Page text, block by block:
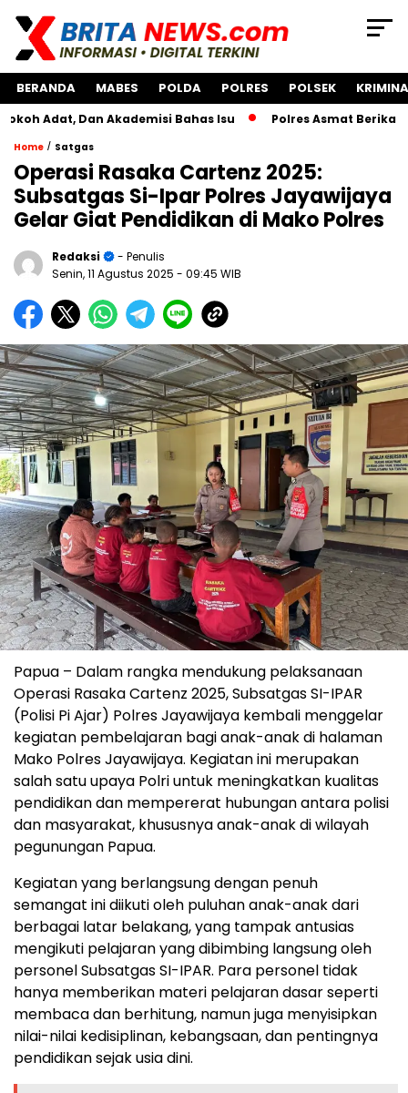
BERANDA MABES POLDA POLRES POLSEK
Dan Akademisi Bahas Isu Polres Asmat Berikan Bantuan
Home / Satgas
Operasi Rasaka Cartenz 2025:
Subsatgas Si-Ipar Polres Jayawijaya
Gelar Giat Pendidikan di Mako Polres
Redaksi
- Penulis
Senin, 11 Agustus 2025 - 09:45 WIB
Papua – Dalam rangka mendukung pelaksanaan
Operasi Rasaka Cartenz 2025, Subsatgas SI-IPAR
(Polisi Pi Ajar) Polres Jayawijaya kembali menggelar
kegiatan pembelajaran bagi anak-anak di halaman
Mako Polres Jayawijaya. Kegiatan ini merupakan
salah satu upaya Polri untuk meningkatkan kualitas
pendidikan dan mempererat hubungan antara polisi
dan masyarakat, khususnya anak-anak di wilayah
pegunungan Papua.
Kegiatan yang berlangsung dengan penuh
semangat ini diikuti oleh puluhan anak-anak dari
berbagai latar belakang, yang tampak antusias
mengikuti pelajaran yang dibimbing langsung oleh
personel Subsatgas SI-IPAR. Para personel tidak
hanya memberikan materi pelajaran dasar seperti
membaca dan berhitung, namun juga menyisipkan
nilai-nilai kedisiplinan, kebangsaan, dan pentingnya
pendidikan sejak usia dini.